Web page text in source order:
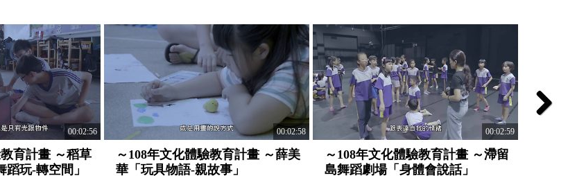
00:02:56
育計畫 ～稻草
蹈玩-轉空間」
00:02:58
～108年文化體驗教育計畫 ～薛美
華「玩具物語-親故事」
00:02:59
～108年文化體驗教育計畫 ～滯留
島舞蹈劇場「身體會說話」